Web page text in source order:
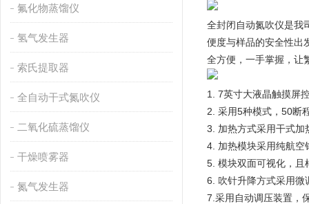
氟化物蒸馏仪
氢气发生器
索氏提取器
全自动干式氮吹仪
二氧化硫蒸馏仪
干燥喷雾器
氮气发生器
全封闭自动氮吹仪是我
便度与样品的安全性出
全方便，一手掌握，让
1. 7英寸大液晶触摸屏
2. 采用5种模式，50断
3. 加热方式采用干式加
4. 加热模块采用纯航空
5. 模块双面可视化，且
6. 吹针升降方式采用微
7.采用自动调压装置，